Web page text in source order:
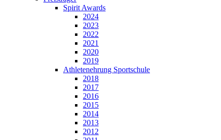
Spirit Awards
2024
2023
2022
2021
2020
2019
Athletenehrung Sportschule
2018
2017
2016
2015
2014
2013
2012